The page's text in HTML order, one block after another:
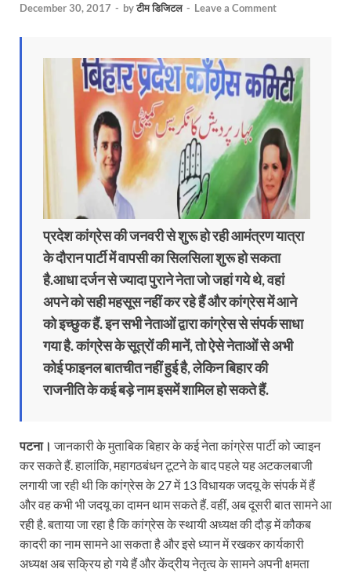
December 30, 2017 - byटीम डिजिटल - Leave a Comment
प्रदेश कांग्रेस की जनवरी से शुरू हो रही आमंत्रण यात्रा
के दौरान पार्टी में वापसी का सिलसिला शुरू हो सकता
है.आधा दर्जन से ज्यादा पुराने नेता जो जहां गये थे, वहां
अपने को सही महसूस नहीं कर रहे हैं और कांग्रेस में आने
को इच्छुक हैं. इन सभी नेताओं द्वारा कांग्रेस से संपर्क साधा
गया है. कांग्रेस के सूत्रों की मानें, तो ऐसे नेताओं से अभी
कोई फाइनल बातचीत नहीं हुई है, लेकिन बिहार की
राजनीति के कई बड़े नाम इसमें शामिल हो सकते हैं.
पटना। जानकारी के मुताबिक बिहार के कई नेता कांग्रेस पार्टी को ज्वाइन
कर सकते हैं. हालांकि, महागठबंधन टूटने के बाद पहले यह अटकलबाजी
लगायी जा रही थी कि कांग्रेस के 27 में 13 विधायक जदयू के संपर्क में हैं
और वह कभी भी जदयू का दामन थाम सकते हैं. वहीं, अब दूसरी बात सामने आ
रही है. बताया जा रहा है कि कांग्रेस के स्थायी अध्यक्ष की दौड़ में कौकब
कादरी का नाम सामने आ सकता है और इसे ध्यान में रखकर कार्यकारी
अध्यक्ष अब सक्रिय हो गये हैं और केंद्रीय नेतृत्व के सामने अपनी क्षमता